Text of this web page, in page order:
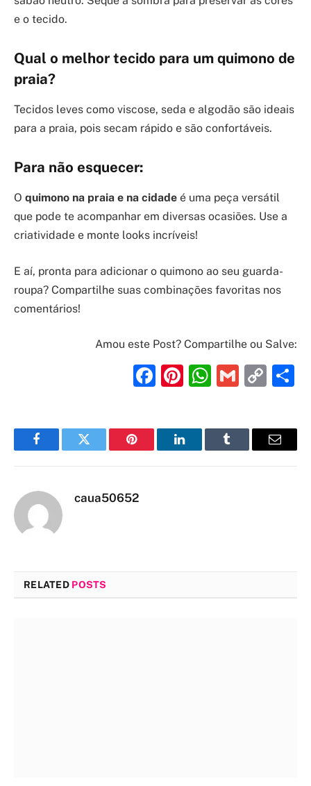
e o tecido.
Qual o melhor tecido para um quimono de
praia?
Tecidos leves como viscose, seda e algodão são ideais
para a praia, pois secam rápido e são confortáveis.
Para não esquecer:
O quimono na praia e na cidade é uma peça versátil
que pode te acompanhar em diversas ocasiões. Use a
criatividade e monte looks incríveis!
E aí, pronta para adicionar o quimono ao seu guarda-
roupa? Compartilhe suas combinações favoritas nos
comentários!
Amou este Post? Compartilhe ou Salve:
Facebook
Pinterest
Gmail
FacebookTwitter Pinterest LinkedInTumblr Email
caua50652
RELATED POSTS